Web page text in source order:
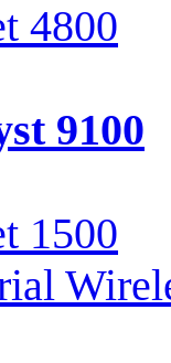
4800
9100
1500